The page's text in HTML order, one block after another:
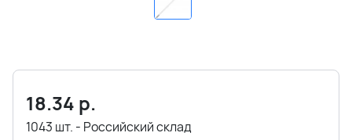
18.34 р.
1043 шт. - Российский склад